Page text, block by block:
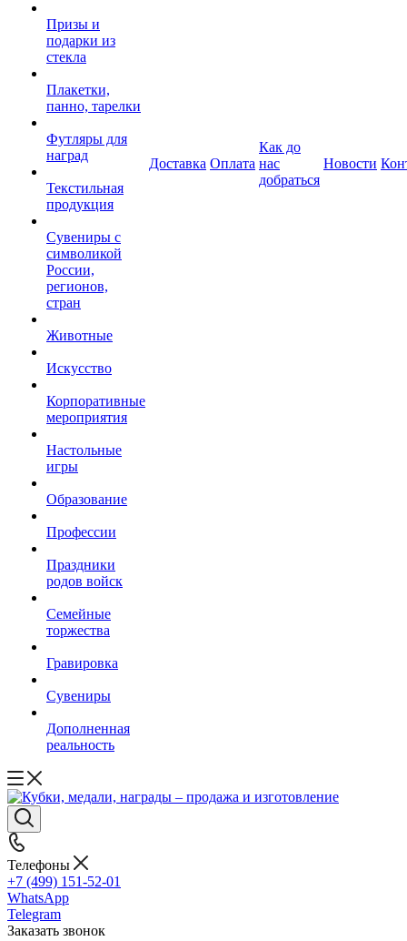
Призы и
подарки из
стекла
Плакетки,
панно, тарелки
Футляры для
наград
Текстильная
продукция
Сувениры с
символикой
России,
регионов,
стран
Животные
Искусство
Корпоративные
мероприятия
Настольные
игры
Образование
Профессии
Праздники
родов войск
Семейные
торжества
Гравировка
Сувениры
Дополненная
реальность
Доставка Оплата
Как до
нас
добраться
Новости
Телефоны
+7 (499) 151-52-01
WhatsApp
Telegram
Заказать звонок